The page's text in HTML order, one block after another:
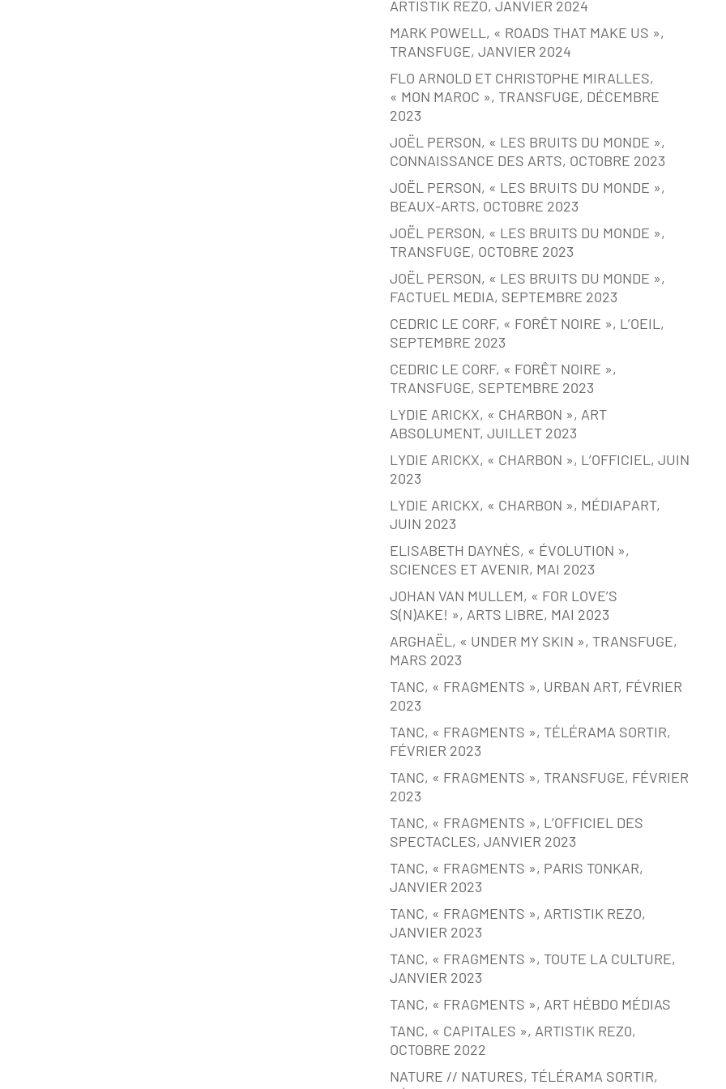
ARTISTIK REZO, JANVIER 2024
MARK POWELL, « ROADS THAT MAKE US »,
TRANSFUGE, JANVIER 2024
FLO ARNOLD ET CHRISTOPHE MIRALLES,
« MON MAROC », TRANSFUGE, DÉCEMBRE
2023
JOËL PERSON, « LES BRUITS DU MONDE »,
CONNAISSANCE DES ARTS, OCTOBRE 2023
JOËL PERSON, « LES BRUITS DU MONDE »,
BEAUX-ARTS, OCTOBRE 2023
JOËL PERSON, « LES BRUITS DU MONDE »,
TRANSFUGE, OCTOBRE 2023
JOËL PERSON, « LES BRUITS DU MONDE »,
FACTUEL MEDIA, SEPTEMBRE 2023
CEDRIC LE CORF, « FORÊT NOIRE », L’OEIL,
SEPTEMBRE 2023
CEDRIC LE CORF, « FORÊT NOIRE »,
TRANSFUGE, SEPTEMBRE 2023
LYDIE ARICKX, « CHARBON », ART
ABSOLUMENT, JUILLET 2023
LYDIE ARICKX, « CHARBON », L’OFFICIEL, JUIN
2023
LYDIE ARICKX, « CHARBON », MÉDIAPART,
JUIN 2023
ELISABETH DAYNÈS, « ÉVOLUTION »,
SCIENCES ET AVENIR, MAI 2023
JOHAN VAN MULLEM, « FOR LOVE’S
S(N)AKE! », ARTS LIBRE, MAI 2023
ARGHAËL, « UNDER MY SKIN », TRANSFUGE,
MARS 2023
TANC, « FRAGMENTS », URBAN ART, FÉVRIER
2023
TANC, « FRAGMENTS », TÉLÉRAMA SORTIR,
FÉVRIER 2023
TANC, « FRAGMENTS », TRANSFUGE, FÉVRIER
2023
TANC, « FRAGMENTS », L’OFFICIEL DES
SPECTACLES, JANVIER 2023
TANC, « FRAGMENTS », PARIS TONKAR,
JANVIER 2023
TANC, « FRAGMENTS », ARTISTIK REZO,
JANVIER 2023
TANC, « FRAGMENTS », TOUTE LA CULTURE,
JANVIER 2023
TANC, « FRAGMENTS », ART HÉBDO MÉDIAS
TANC, « CAPITALES », ARTISTIK REZ0,
OCTOBRE 2022
NATURE // NATURES, TÉLÉRAMA SORTIR,